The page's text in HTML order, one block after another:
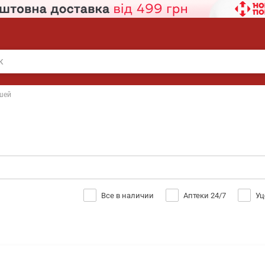
Все в наличии Аптеки 24/7